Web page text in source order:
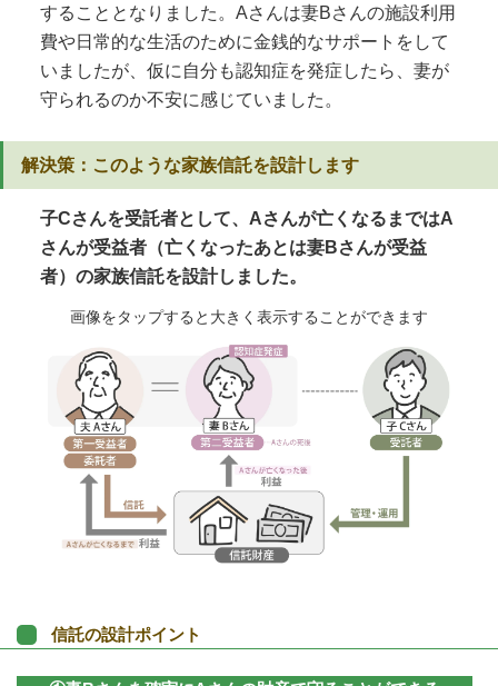
することとなりました。Aさんは妻Bさんの施設利用
費や日常的な生活のために金銭的なサポートをして
いましたが、仮に自分も認知症を発症したら、妻が
守られるのか不安に感じていました。
解決策：このような家族信託を設計します
子Cさんを受託者として、Aさんが亡くなるまではA
さんが受益者（亡くなったあとは妻Bさんが受益
者）の家族信託を設計しました。
画像をタップすると大きく表示することができます
信託の設計ポイント